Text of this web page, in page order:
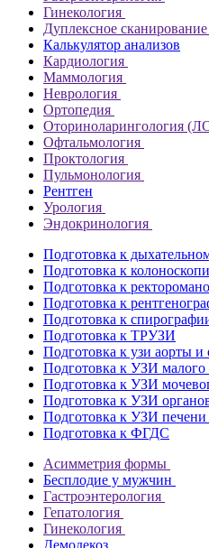
Гинекология
Дуплексное сканирование
Калькулятор анализов
Кардиология
Маммология
Неврология
Ортопедия
Оториноларингология
Офтальмология
Проктология
Пульмонология
Рентген
Урология
Эндокринология
Подготовка к
Подготовка к
Подготовка к
Подготовка к
Подготовка к
Подготовка к ТРУЗИ
Подготовка к узи аорты и
Подготовка к УЗИ малого
Подготовка к УЗИ
Подготовка к УЗИ
Подготовка к УЗИ
Подготовка к ФГДС
Асимметрия формы
Бесплодие у мужчин
Гастроэнтерология
Гепатология
Гинекология
Демодекоз